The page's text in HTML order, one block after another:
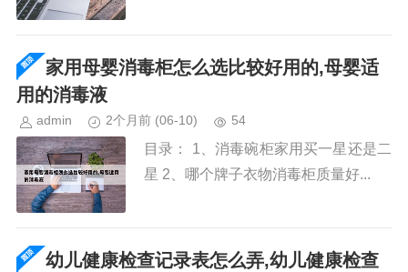
家用母婴消毒柜怎么选比较好用的,母婴适
用的消毒液
admin 2个月前 (06-10) 54
目录： 1、消毒碗柜家用买一星还是二
星 2、哪个牌子衣物消毒柜质量好...
幼儿健康检查记录表怎么弄,幼儿健康检查